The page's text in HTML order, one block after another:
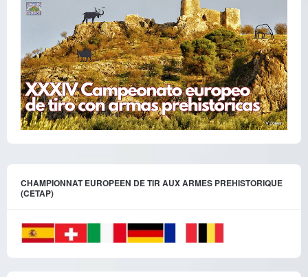
CHAMPIONNAT EUROPEEN DE TIR AUX ARMES PREHISTORIQUE
(CETAP)